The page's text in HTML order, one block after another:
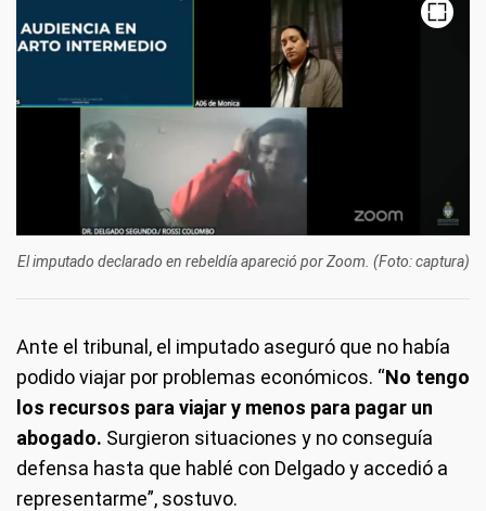
El imputado declarado en rebeldía apareció por Zoom. (Foto: captura)
Ante el tribunal, el imputado aseguró que no había
podido viajar por problemas económicos. “No tengo
los recursos para viajar y menos para pagar un
abogado. Surgieron situaciones y no conseguía
defensa hasta que hablé con Delgado y accedió a
representarme”, sostuvo.